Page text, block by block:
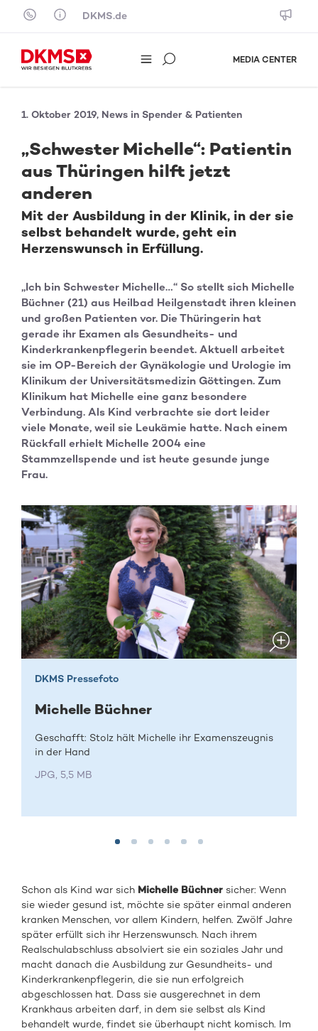
Skip to content
DKMS.de
MEDIA CENTER
1. Oktober 2019, News in Spender & Patienten
„Schwester Michelle“: Patientin
aus Thüringen hilft jetzt
anderen
Mit der Ausbildung in der Klinik, in der sie
selbst behandelt wurde, geht ein
Herzenswunsch in Erfüllung.
„Ich bin Schwester Michelle…“ So stellt sich Michelle
Büchner (21) aus Heilbad Heilgenstadt ihren kleinen
und großen Patienten vor. Die Thüringerin hat
gerade ihr Examen als Gesundheits- und
Kinderkrankenpflegerin beendet. Aktuell arbeitet
sie im OP-Bereich der Gynäkologie und Urologie im
Klinikum der Universitätsmedizin Göttingen. Zum
Klinikum hat Michelle eine ganz besondere
Verbindung. Als Kind verbrachte sie dort leider
viele Monate, weil sie Leukämie hatte. Nach einem
Rückfall erhielt Michelle 2004 eine
Stammzellspende und ist heute gesunde junge
Frau.
DKMS Pressefoto
Michelle Büchner
Geschafft: Stolz hält Michelle ihr Examenszeugnis
in der Hand
JPG, 5,5 MB
Schon als Kind war sich Michelle Büchner sicher: Wenn
sie wieder gesund ist, möchte sie später einmal anderen
kranken Menschen, vor allem Kindern, helfen. Zwölf Jahre
später erfüllt sich ihr Herzenswunsch. Nach ihrem
Realschulabschluss absolviert sie ein soziales Jahr und
macht danach die Ausbildung zur Gesundheits- und
Kinderkrankenpflegerin, die sie nun erfolgreich
abgeschlossen hat. Dass sie ausgerechnet in dem
Krankhaus arbeiten darf, in dem sie selbst als Kind
behandelt wurde, findet sie überhaupt nicht komisch. Im